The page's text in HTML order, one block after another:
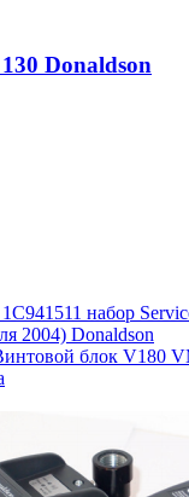
Donaldson
1C941511 набор
2004) Donaldson
блок V180